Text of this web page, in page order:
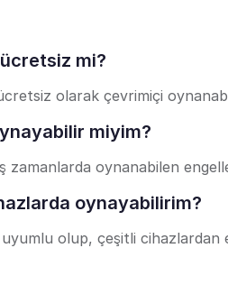
mi?
olarak çevrimiçi
miyim?
zamanlarda oynanabilen
oynayabilirim?
olup, çeşitli cihazlardan